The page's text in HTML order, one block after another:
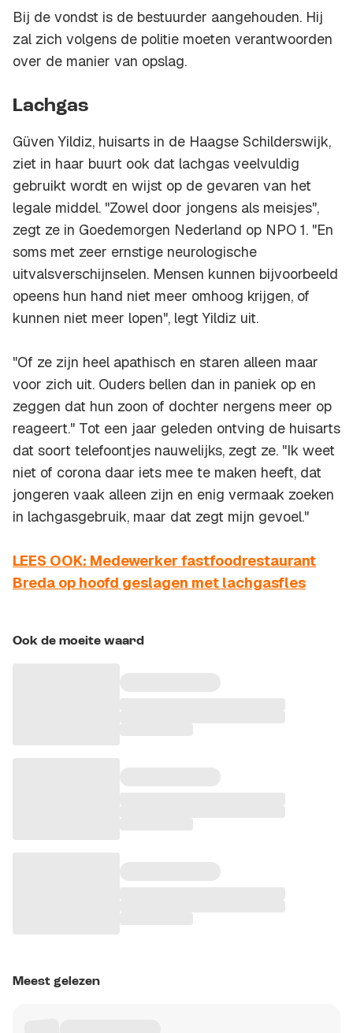
Bij de vondst is de bestuurder aangehouden. Hij
zal zich volgens de politie moeten verantwoorden
over de manier van opslag.
Lachgas
Güven Yildiz, huisarts in de Haagse Schilderswijk,
ziet in haar buurt ook dat lachgas veelvuldig
gebruikt wordt en wijst op de gevaren van het
legale middel. "Zowel door jongens als meisjes",
zegt ze in Goedemorgen Nederland op NPO 1. "En
soms met zeer ernstige neurologische
uitvalsverschijnselen. Mensen kunnen bijvoorbeeld
opeens hun hand niet meer omhoog krijgen, of
kunnen niet meer lopen", legt Yildiz uit.
"Of ze zijn heel apathisch en staren alleen maar
voor zich uit. Ouders bellen dan in paniek op en
zeggen dat hun zoon of dochter nergens meer op
reageert." Tot een jaar geleden ontving de huisarts
dat soort telefoontjes nauwelijks, zegt ze. "Ik weet
niet of corona daar iets mee te maken heeft, dat
jongeren vaak alleen zijn en enig vermaak zoeken
in lachgasgebruik, maar dat zegt mijn gevoel."
LEES OOK: Medewerker fastfoodrestaurant
Breda op hoofd geslagen met lachgasfles
Ook de moeite waard
Meest gelezen